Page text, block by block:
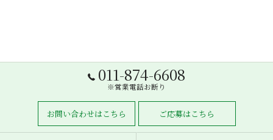
011-874-6608
※営業電話お断り
お問い合わせはこちら ご応募はこちら